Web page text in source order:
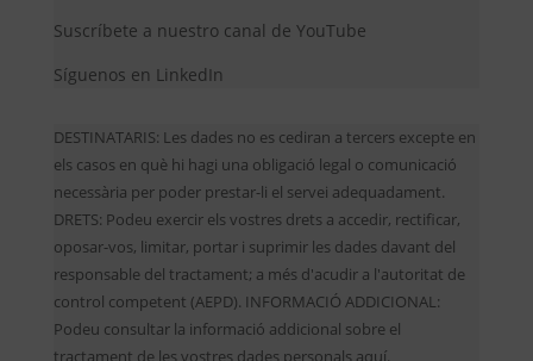
Suscríbete a nuestro canal de YouTube
Síguenos en LinkedIn
DESTINATARIS: Les dades no es cediran a tercers excepte en
els casos en què hi hagi una obligació legal o comunicació
necessària per poder prestar-li el servei adequadament.
DRETS: Podeu exercir els vostres drets a accedir, rectificar,
oposar-vos, limitar, portar i suprimir les dades davant del
responsable del tractament; a més d'acudir a l'autoritat de
control competent (AEPD). INFORMACIÓ ADDICIONAL:
Podeu consultar la informació addicional sobre el